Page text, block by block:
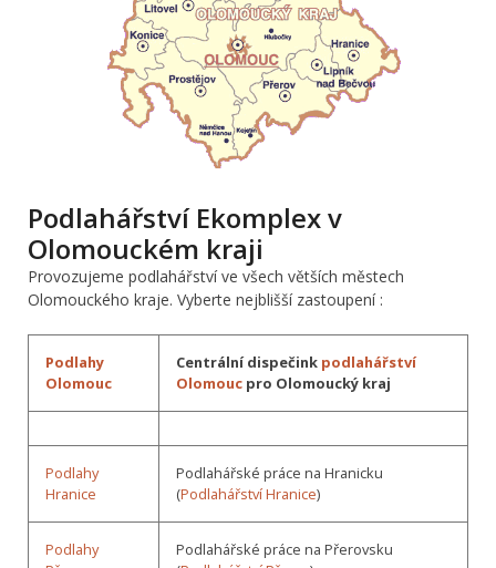
Podlahářství Ekomplex v
Olomouckém kraji
Provozujeme podlahářství ve všech větších městech
Olomouckého kraje. Vyberte nejblišší zastoupení :
Podlahy
Olomouc
Centrální dispečink podlahářství
Olomouc pro Olomoucký kraj
Podlahy
Hranice
Podlahářské práce na Hranicku
(Podlahářství Hranice)
Podlahy
Podlahářské práce na Přerovsku